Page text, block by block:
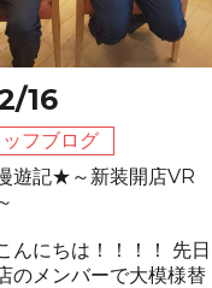
16
フブログ
遊記★～新装開店VR
んにちは！！！！ 先日
のメンバーで大模様替